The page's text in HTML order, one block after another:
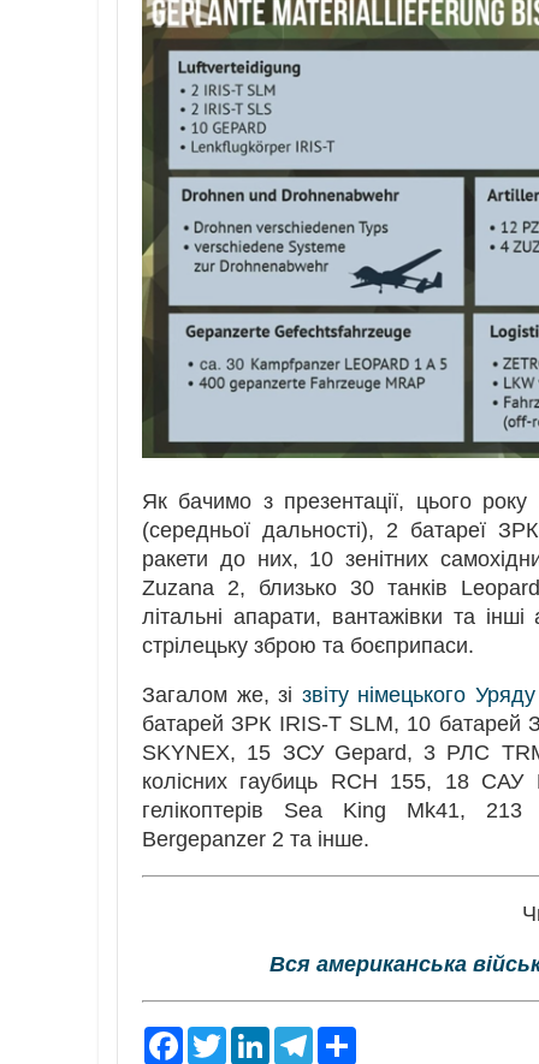
Як бачимо з презентації, цього
(середньої дальності), 2 батареї
ракети до них, 10 зенітних
Zuzana 2, близько 30 танків
літальні апарати, вантажівки та
стрілецьку зброю та боєприпаси.
Загалом же, зі звіту німецького Уряду
батарей ЗРК IRIS-T SLM, 10 батарей
SKYNEX, 15 ЗСУ Gepard, 3 РЛС
колісних гаубиць RCH 155, 18
гелікоптерів Sea King Mk41, 213
Bergepanzer 2 та інше.
Вся американська
F
a
T
w
L
T